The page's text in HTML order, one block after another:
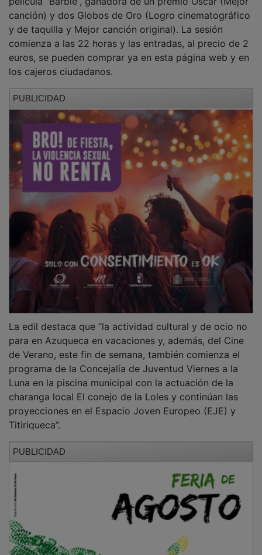
canción) y dos Globos de Oro (Logro cinematográfico
y de taquilla y Mejor canción original). La sesión
comienza a las 22 horas y las entradas, al precio de 2
euros, se pueden comprar ya en esta página web y en
los cajeros ciudadanos.
para en Azuqueca en vacaciones y, además, del Cine
de Verano, este fin de semana, también comienza el
programa de la Concejalía de Juventud Viernes a la
Luna en la piscina municipal con la actuación de la
charanga local El conejo de la Loles y continúan las
proyecciones en el Espacio Joven Europeo (EJE) y
Titiriqueca”.